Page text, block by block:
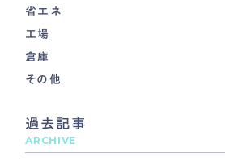
省エネ
工場
倉庫
その他
過去記事
ARCHIVE